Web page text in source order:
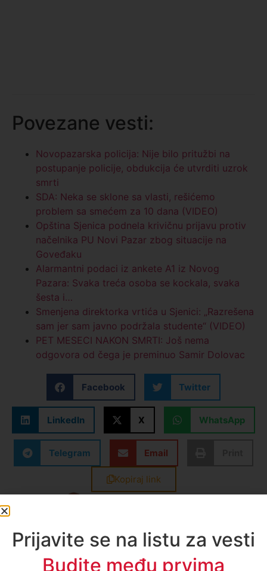
Povezane vesti:
Novopazarska policija: Nije bilo pritužbi na
postupanje policije, obdukcija će utvrditi uzrok
smrti
SDA: Neka se sklone sa vlasti, rešićemo
problem sa smećem za 10 dana (VIDEO)
Opština Sjenica podnela krivičnu prijavu protiv
načelnika PU Novi Pazar zbog situacije na
Goveđaku
Alarmantni podaci iz ankete A1 iz Novog
Pazara: Svaka treća osoba se kockala, svaka
šesta i…
Smenjena direktorka vrtića u Sjenici: „Razrešena
sam jer sam javno podržala studente“ (VIDEO)
PET MESECI NAKON SMRTI: Još nema
odgovora od čega je preminuo Samir Dolovac
Facebook Twitter
LinkedIn X WhatsApp
Telegram Email
Kopiraj link
Sve vesti
Prijavite se na listu za vesti